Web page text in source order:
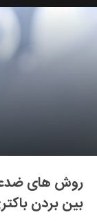
شیک
دکوراسیون و
سفر و
ایران
جهان
روش های
بین بردن